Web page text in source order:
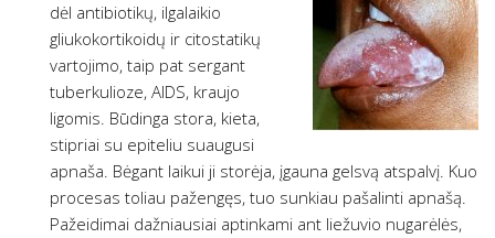
dėl antibiotikų, ilgalaikio
gliukokortikoidų ir citostatikų
vartojimo, taip pat sergant
tuberkulioze, AIDS, kraujo
ligomis. Būdinga stora, kieta,
stipriai su epiteliu suaugusi
apnaša. Bėgant laikui ji storėja, įgauna gelsvą atspalvį. Kuo
procesas toliau pažengęs, tuo sunkiau pašalinti apnašą.
Pažeidimai dažniausiai aptinkami ant liežuvio nugarėlės,